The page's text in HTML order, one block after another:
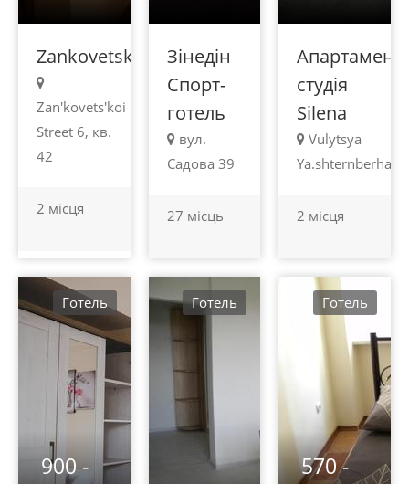
Zankovetska_Street
Zan'kovets'koi
Street 6, кв.
42
2 місця
Зінедін
Спорт-
готель
вул.
Садова 39
27 місць
студія
Silena
Vulytsya
Ya.shternberha
2 місця
900 -
Готель Готель
570 -
Готель